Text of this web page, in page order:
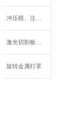
冲压模、注射模和嵌件注射模
激光切割板材零件
旋转金属灯罩